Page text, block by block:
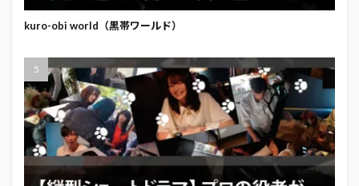
kuro-obi world（黒帯ワールド）